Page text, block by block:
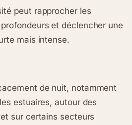
peut rapprocher les
et déclencher une
mais intense.
de nuit, notamment
estuaires, autour des
sur certains secteurs